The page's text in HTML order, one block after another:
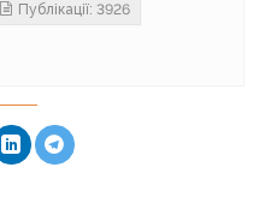
Публікації: 3926